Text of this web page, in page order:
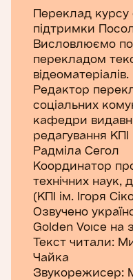
Переклад
підтримки
Висловлюємо
перекладом
відеоматеріалів.
Редактор
соціальних
кафедри
редагування КПІ
Радміла Сегол
Координатор
технічних наук,
(КПІ ім. Ігоря
Озвучено
Golden Voice на
Текст читали:
Чайка
Звукорежисер: